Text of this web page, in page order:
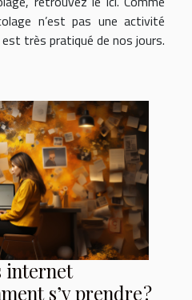
n’est pas une activité
très pratiqué de nos jours.
internet
s’y prendre ?